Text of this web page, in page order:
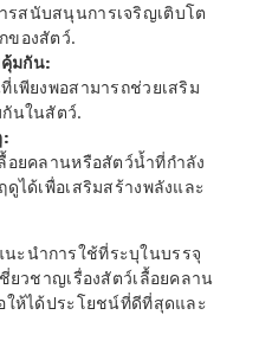
สนับสนุนการเจริญเติบโต
ของสัตว์.
มกัน:
เพียงพอสามารถช่วยเสริม
นในสัตว์.
อยคลานหรือสัตว์น้ำที่กำลัง
ดูได้เพื่อเสริมสร้างพลังและ
ะนำการใช้ที่ระบุในบรรจุ
วชาญเรื่องสัตว์เลื้อยคลาน
ให้ได้ประโยชน์ที่ดีที่สุดและ